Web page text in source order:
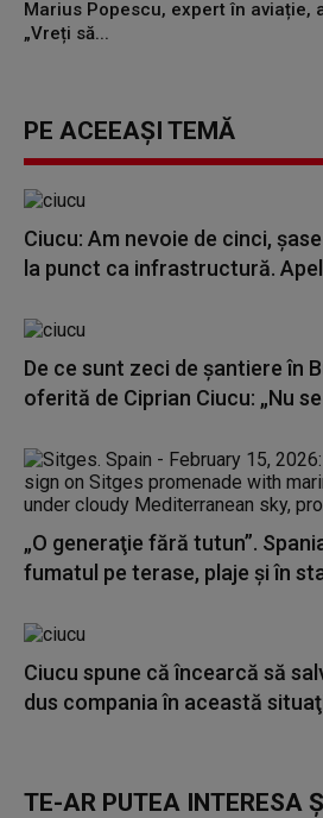
Marius Popescu, expert în aviație,
„Vreți să...
PE ACEEAȘI TEMĂ
Ciucu: Am nevoie de cinci,
la punct ca infrastructură.
De ce sunt zeci de șantiere în
oferită de Ciprian Ciucu: „Nu
„O generaţie fără tutun”.
fumatul pe terase, plaje și în
Ciucu spune că încearcă să
dus compania în această
TE-AR PUTEA INTERESA